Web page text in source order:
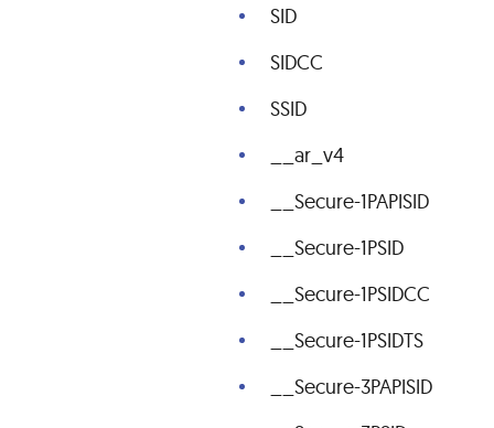
SID
SIDCC
SSID
__ar_v4
__Secure-1PAPISID
__Secure-1PSID
__Secure-1PSIDCC
__Secure-1PSIDTS
__Secure-3PAPISID